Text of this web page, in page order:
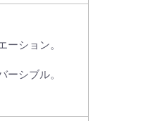
ション。
シブル。